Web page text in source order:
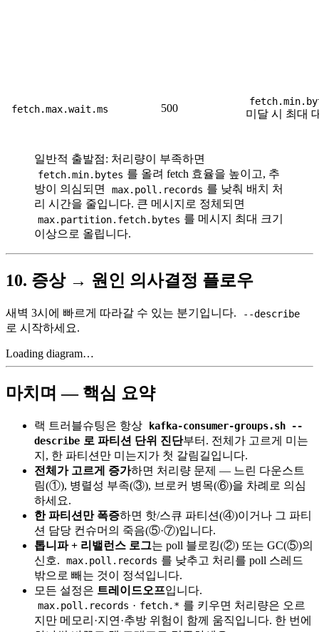
fetch.max.wait.ms 500 미달 시 최대
일반적 출발점: 처리량이 부족하면
fetch.min.bytes 를 올려 fetch 효율을 높이고, 추
방이 의심되면
max.poll.records 를 낮춰 배치 처
리 시간을 줄입니다. 큰 메시지로 정체되면
max.partition.fetch.bytes 를 메시지 최대 크기
이상으로 올립니다.
10. 증상 → 원인 의사결정 플로우
새벽 3시에 빠르게 따라갈 수 있는 분기입니다. --describe
로 시작하세요.
Loading diagram…
마치며 — 핵심 요약
랙 트러블슈팅은 항상
kafka-consumer-groups.sh --
describe 로 파티션 단위 진단부터. 전체가 고르게 미는
지, 한 파티션만 미는지가 첫 갈림길입니다.
전체가 고르게 증가하면 처리량 문제 — 느린 다운스트
림(①), 병렬성 부족(③), 브로커 병목(⑥)을 차례로 의심
하세요.
한 파티션만 폭증하면 핫/스큐 파티션(④)이거나 그 파티
션 담당 컨슈머의 죽음(⑤·⑦)입니다.
톱니파 + 리밸런스 로그는 poll 블로킹(②) 또는 GC(⑤)의
신호.
max.poll.records 를 낮추고 처리를 poll 스레드
밖으로 빼는 것이 정석입니다.
모든 설정은 트레이드오프입니다.
max.poll.records · fetch.* 를 키우면 처리량은 오르
지만 메모리·지연·추방 위험이 함께 움직입니다. 한 번에